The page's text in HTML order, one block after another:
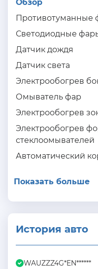
Обзор
Противотуманные
Светодиодные
Датчик дождя
Датчик света
Электрообогрев
Омыватель фар
Электрообогрев
Электрообогрев
стеклоомывателей
Автоматический
Показать больше
История авто
WAUZZZ4G*EN******